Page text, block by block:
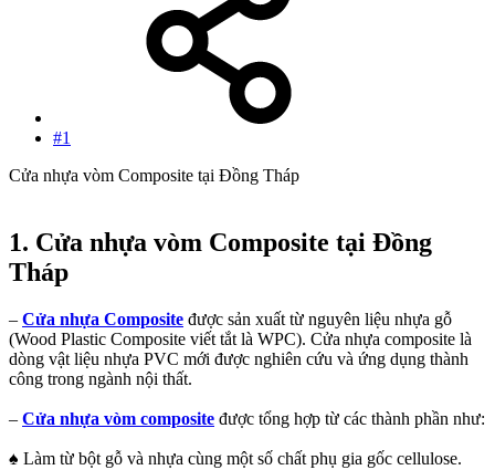
#1
Cửa nhựa vòm Composite tại Đồng Tháp
1. Cửa nhựa vòm Composite tại Đồng
Tháp​
– Cửa nhựa Composite được sản xuất từ nguyên liệu nhựa gỗ
(Wood Plastic Composite viết tắt là WPC). Cửa nhựa composite là
dòng vật liệu nhựa PVC mới được nghiên cứu và ứng dụng thành
công trong ngành nội thất.
– Cửa nhựa vòm composite được tổng hợp từ các thành phần như:
♠ Làm từ bột gỗ và nhựa cùng một số chất phụ gia gốc cellulose.